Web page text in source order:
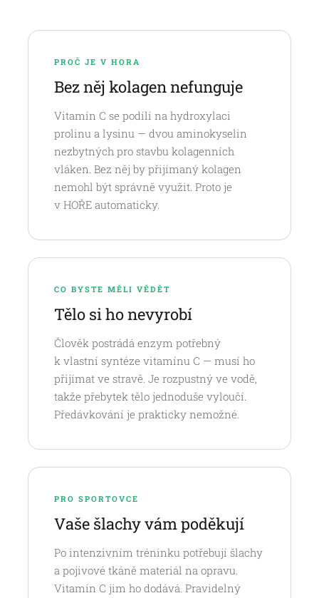
PROČ JE V HORA
Bez něj kolagen nefunguje
Vitamín C se podílí na hydroxylaci
prolinu a lysinu — dvou aminokyselin
nezbytných pro stavbu kolagenních
vláken. Bez něj by přijímaný kolagen
nemohl být správně využit. Proto je
v HOŘE automaticky.
CO BYSTE MĚLI VĚDĚT
Tělo si ho nevyrobí
Člověk postrádá enzym potřebný
k vlastní syntéze vitamínu C — musí ho
přijímat ve stravě. Je rozpustný ve vodě,
takže přebytek tělo jednoduše vyloučí.
Předávkování je prakticky nemožné.
PRO SPORTOVCE
Vaše šlachy vám poděkují
Po intenzivním tréninku potřebují šlachy
a pojivové tkáně materiál na opravu.
Vitamín C jim ho dodává. Pravidelný